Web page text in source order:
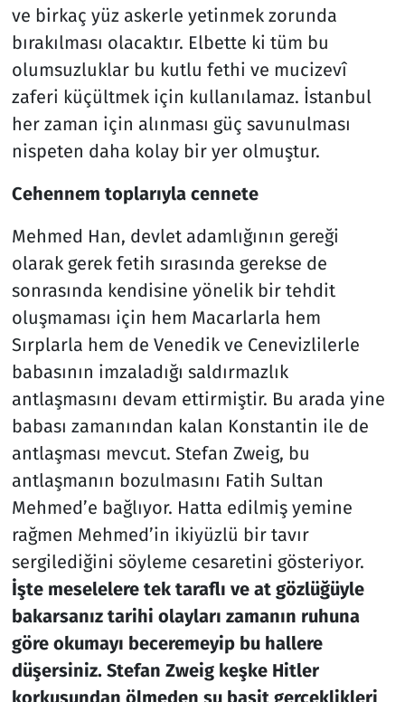
ve birkaç yüz askerle yetinmek zorunda
bırakılması olacaktır. Elbette ki tüm bu
olumsuzluklar bu kutlu fethi ve mucizevî
zaferi küçültmek için kullanılamaz. İstanbul
her zaman için alınması güç savunulması
nispeten daha kolay bir yer olmuştur.
Cehennem toplarıyla cennete
Mehmed Han, devlet adamlığının gereği
olarak gerek fetih sırasında gerekse de
sonrasında kendisine yönelik bir tehdit
oluşmaması için hem Macarlarla hem
Sırplarla hem de Venedik ve Cenevizlilerle
babasının imzaladığı saldırmazlık
antlaşmasını devam ettirmiştir. Bu arada yine
babası zamanından kalan Konstantin ile de
antlaşması mevcut. Stefan Zweig, bu
antlaşmanın bozulmasını Fatih Sultan
Mehmed’e bağlıyor. Hatta edilmiş yemine
rağmen Mehmed’in ikiyüzlü bir tavır
sergilediğini söyleme cesaretini gösteriyor.
İşte meselelere tek taraflı ve at gözlüğüyle
bakarsanız tarihi olayları zamanın ruhuna
göre okumayı beceremeyip bu hallere
düşersiniz. Stefan Zweig keşke Hitler
korkusundan ölmeden şu basit gerçeklikleri